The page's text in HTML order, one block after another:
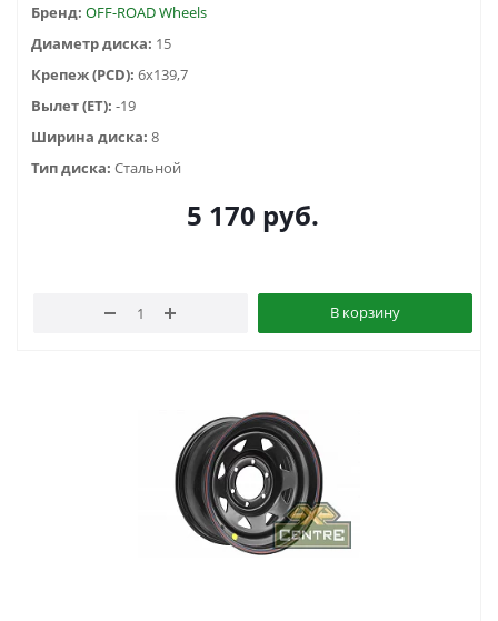
Бренд: OFF-ROAD Wheels
Диаметр диска: 15
Крепеж (PCD): 6x139,7
Вылет (ET): -19
Ширина диска: 8
Тип диска: Стальной
5 170 руб.
В корзину